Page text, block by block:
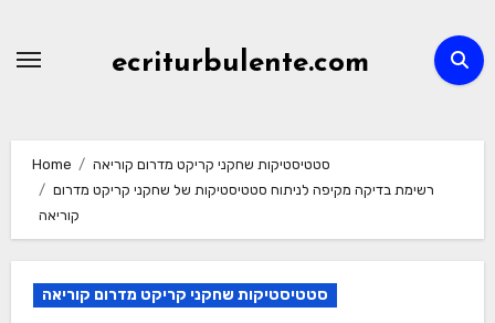
ecriturbulente.com
Home
סטטיסטיקות שחקני קריקט מדרום קוריאה
רשימת בדיקה מקיפה לניתוח סטטיסטיקות של שחקני קריקט מדרום
קוריאה
סטטיסטיקות שחקני קריקט מדרום קוריאה